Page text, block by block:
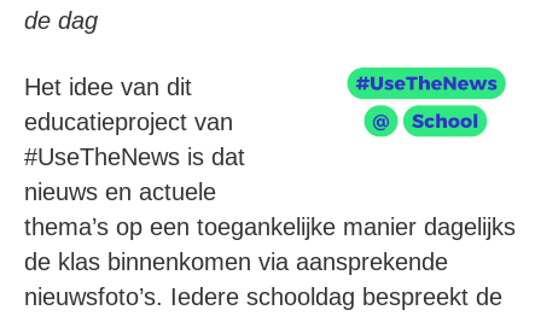
de dag
Het idee van dit
educatieproject van
#UseTheNews is dat
nieuws en actuele
thema’s op een toegankelijke manier dagelijks
de klas binnenkomen via aansprekende
nieuwsfoto’s. Iedere schooldag bespreekt de